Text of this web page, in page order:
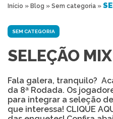
Início » Blog » Sem categoria »
SEM CATEGORIA
SELEÇÃO
Fala galera, tranquilo?
da 8ª Rodada. Os
para integrar a seleção
que interessa! CLIQUE